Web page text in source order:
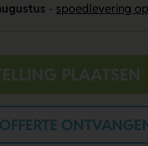
spoedlevering
PLAATSEN